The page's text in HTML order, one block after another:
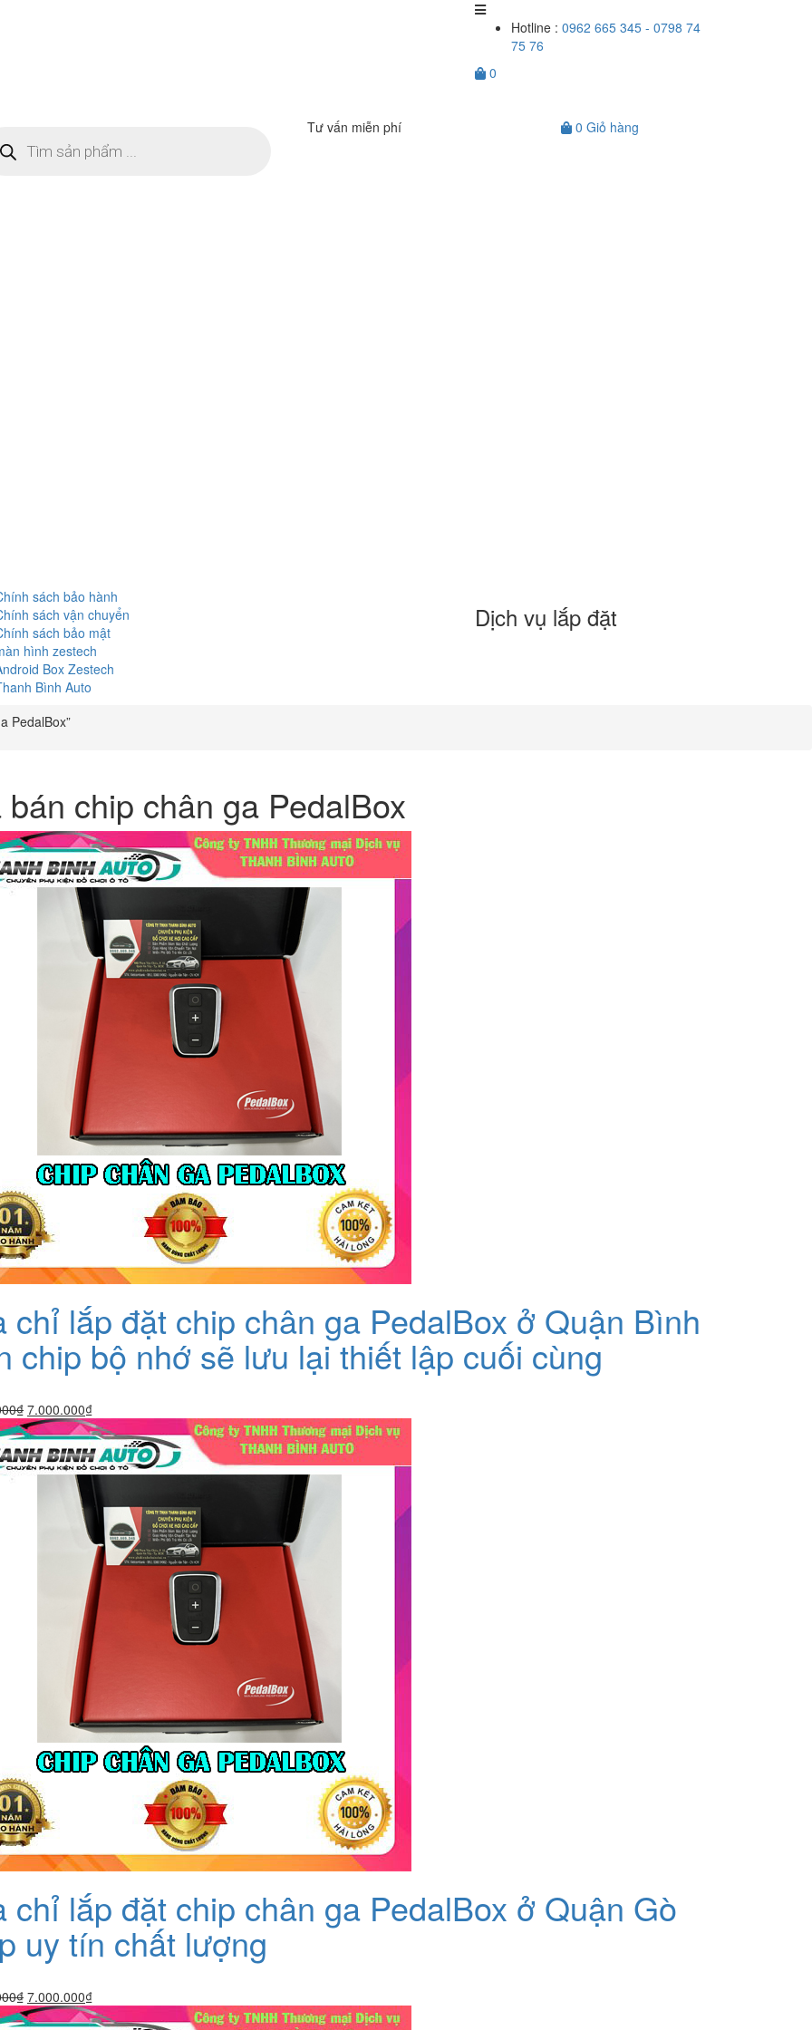
Hotline : 0962 665 345 - 0798 74
75 76
0
Tư vấn miễn phí 0 Giỏ hàng
sách bảo hành
sách vận chuyển
sách bảo mật
hình zestech
Box Zestech
Bình Auto
Dịch vụ lắp đặt
PedalBox”
bán chip chân ga PedalBox
chỉ lắp đặt chip chân ga PedalBox ở Quận Bình
chip bộ nhớ sẽ lưu lại thiết lập cuối cùng
₫ Giá
gốc
là:
7.500.000₫.
7.000.000₫Giá
hiện
tại
là:
7.000.000₫.
chỉ lắp đặt chip chân ga PedalBox ở Quận Gò
uy tín chất lượng
₫ Giá
gốc
7.000.000₫Giá
hiện